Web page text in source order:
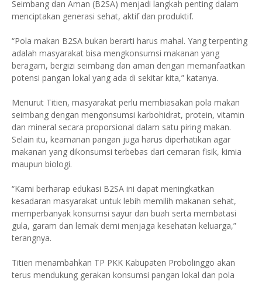
Seimbang dan Aman (B2SA) menjadi langkah penting dalam
menciptakan generasi sehat, aktif dan produktif.
“Pola makan B2SA bukan berarti harus mahal. Yang terpenting
adalah masyarakat bisa mengkonsumsi makanan yang
beragam, bergizi seimbang dan aman dengan memanfaatkan
potensi pangan lokal yang ada di sekitar kita,” katanya.
Menurut Titien, masyarakat perlu membiasakan pola makan
seimbang dengan mengonsumsi karbohidrat, protein, vitamin
dan mineral secara proporsional dalam satu piring makan.
Selain itu, keamanan pangan juga harus diperhatikan agar
makanan yang dikonsumsi terbebas dari cemaran fisik, kimia
maupun biologi.
“Kami berharap edukasi B2SA ini dapat meningkatkan
kesadaran masyarakat untuk lebih memilih makanan sehat,
memperbanyak konsumsi sayur dan buah serta membatasi
gula, garam dan lemak demi menjaga kesehatan keluarga,”
terangnya.
Titien menambahkan TP PKK Kabupaten Probolinggo akan
terus mendukung gerakan konsumsi pangan lokal dan pola